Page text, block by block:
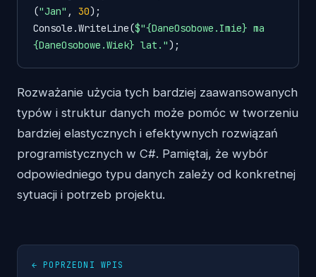
("Jan" , 30);
Console.WriteLine($"{DaneOsobowe.Imie}
{DaneOsobowe.Wiek} lat."
Rozważanie użycia tych bardziej zaawansowanych
typów i struktur danych może pomóc w tworzeniu
bardziej elastycznych i efektywnych rozwiązań
programistycznych w C#. Pamiętaj, że wybór
odpowiedniego typu danych zależy od konkretnej
sytuacji i potrzeb projektu.
← POPRZEDNI WPIS